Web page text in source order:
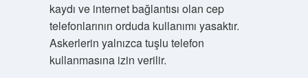
kaydı ve internet bağlantısı olan cep
telefonlarının orduda kullanımı yasaktır.
Askerlerin yalnızca tuşlu telefon
kullanmasına izin verilir.